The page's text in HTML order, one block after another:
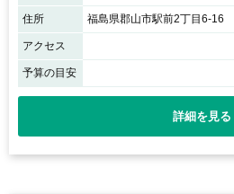
住所 福島県郡山市駅前2丁目6-16
アクセス
予算の目安
詳細を見る